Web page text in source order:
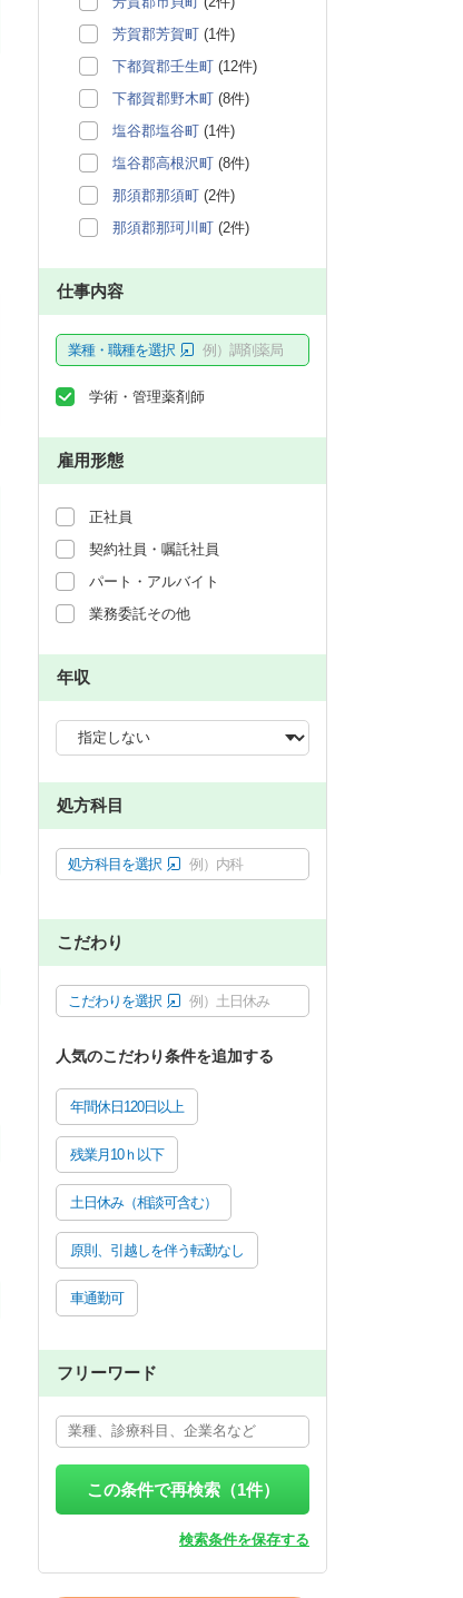
芳賀郡芳賀町 (1件)
下都賀郡壬生町 (12件)
下都賀郡野木町 (8件)
塩谷郡塩谷町 (1件)
塩谷郡高根沢町 (8件)
那須郡那須町 (2件)
那須郡那珂川町 (2件)
仕事内容
業種・職種を選択 例）調剤薬局
学術・管理薬剤師
雇用形態
正社員
契約社員・嘱託社員
パート・アルバイト
業務委託その他
年収
処方科目
処方科目を選択 例）内科
こだわり
こだわりを選択 例）土日休み
人気のこだわり条件を追加する
年間休日120日以上
残業月10ｈ以下
土日休み（相談可含む）
原則、引越しを伴う転勤なし
車通勤可
フリーワード
この条件で再検索（1件）
検索条件を保存する